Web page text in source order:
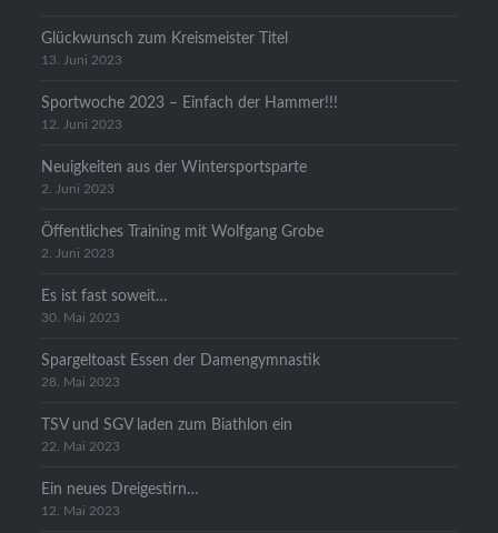
Glückwunsch zum Kreismeister Titel
13. Juni 2023
Sportwoche 2023 – Einfach der Hammer!!!
12. Juni 2023
Neuigkeiten aus der Wintersportsparte
2. Juni 2023
Öffentliches Training mit Wolfgang Grobe
2. Juni 2023
Es ist fast soweit…
30. Mai 2023
Spargeltoast Essen der Damengymnastik
28. Mai 2023
TSV und SGV laden zum Biathlon ein
22. Mai 2023
Ein neues Dreigestirn…
12. Mai 2023